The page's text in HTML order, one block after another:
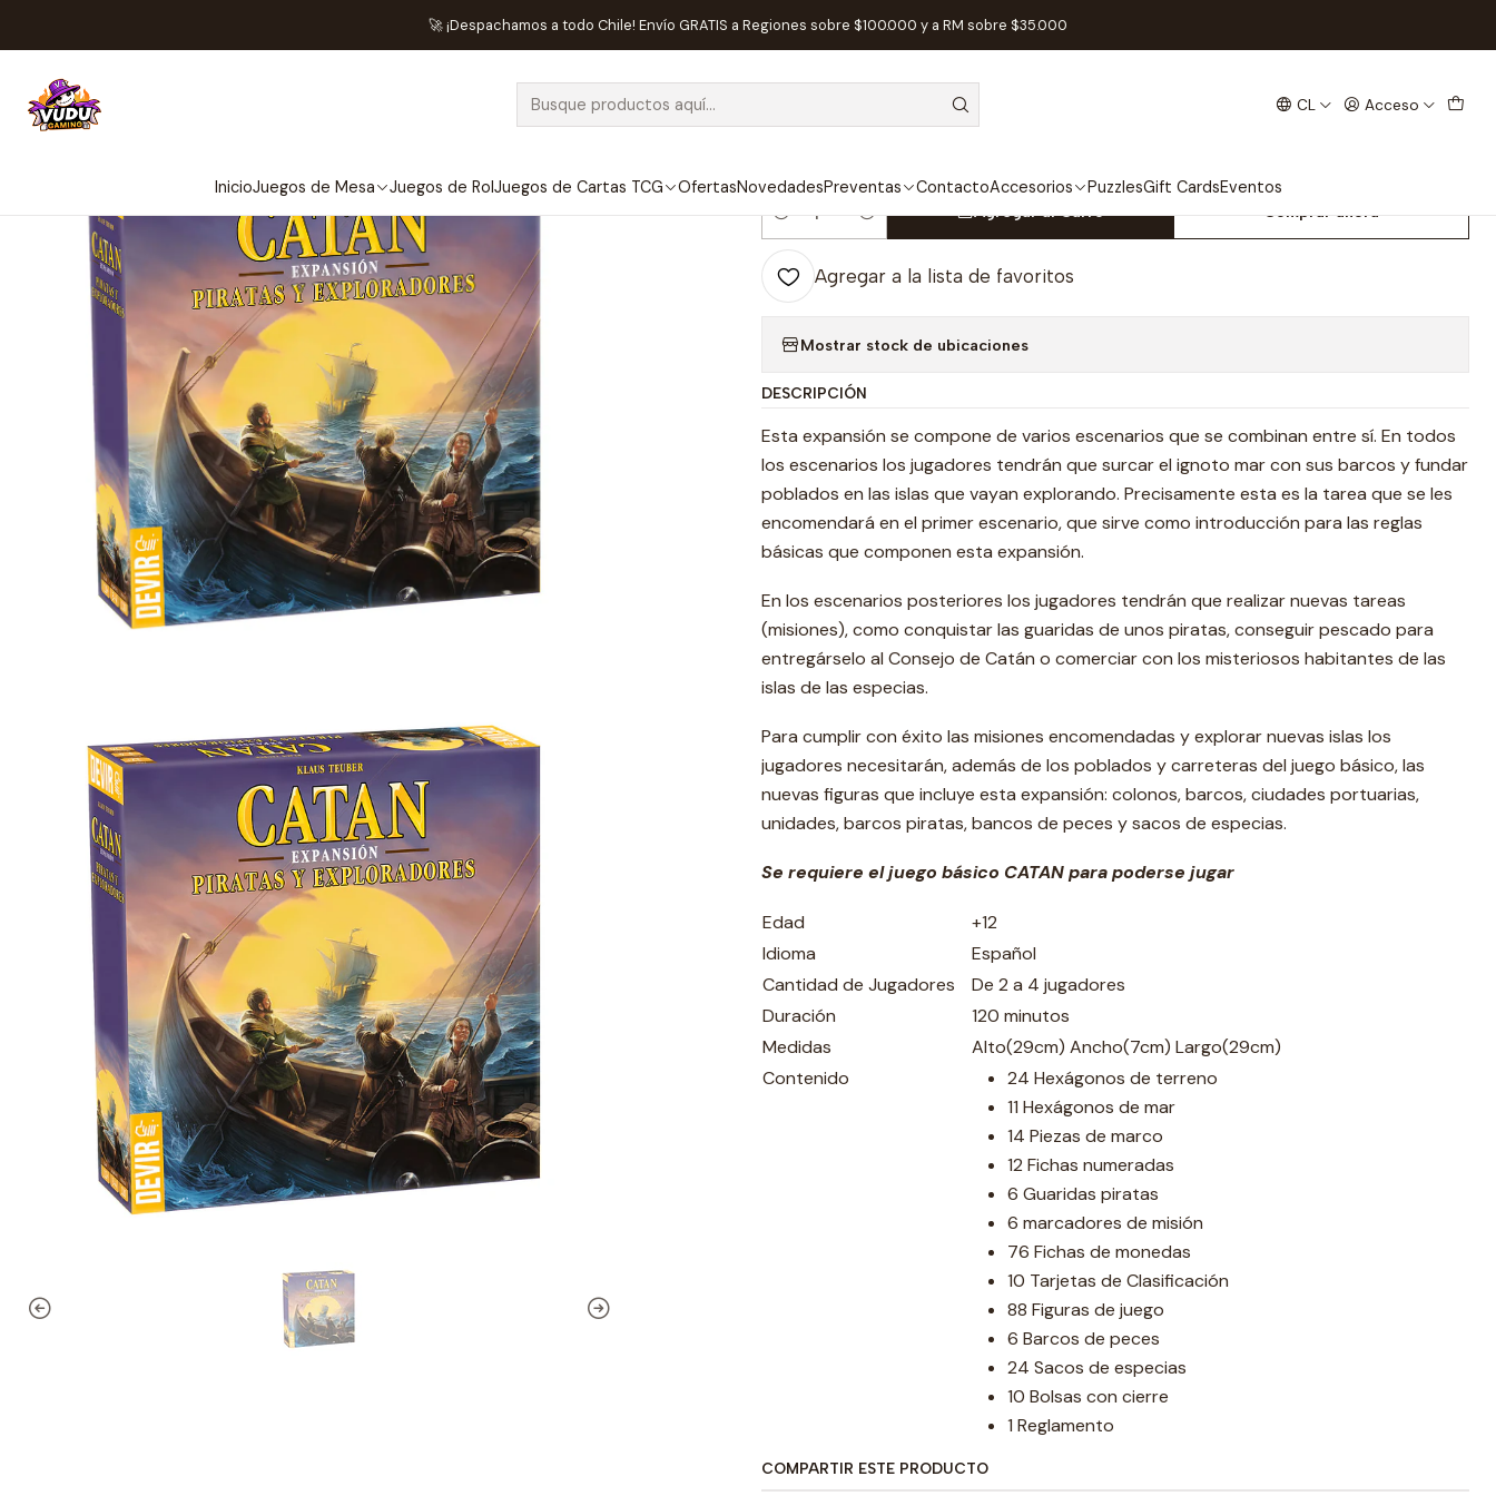
CL Acceso
InicioJuegos de Mesa Juegos de RolJuegos de Cartas TCG OfertasNovedadesPreventas ContactoAccesorios PuzzlesGift CardsEventos
🚀 ¡Despachamos a todo Chile! Envío GRATIS a Regiones sobre $100.000 y a RM sobre $35.000
Inicio Juegos de Mesa Editorial Devir Catan: Expansión Piratas y Exploradores - Español
Catan: Expansión Piratas y Exploradores -
Cantidad
Agregar al Carro Comprar ahora
Agregar a la lista de favoritos
Mostrar stock de ubicaciones
DESCRIPCIÓN
Esta expansión se compone de varios escenarios que se combinan entre sí. En todos
los escenarios los jugadores tendrán que surcar el ignoto mar con sus barcos y fundar
poblados en las islas que vayan explorando. Precisamente esta es la tarea que se les
encomendará en el primer escenario, que sirve como introducción para las reglas
básicas que componen esta expansión.
En los escenarios posteriores los jugadores tendrán que realizar nuevas tareas
(misiones), como conquistar las guaridas de unos piratas, conseguir pescado para
entregárselo al Consejo de Catán o comerciar con los misteriosos habitantes de las
islas de las especias.
Para cumplir con éxito las misiones encomendadas y explorar nuevas islas los
jugadores necesitarán, además de los poblados y carreteras del juego básico, las
nuevas figuras que incluye esta expansión: colonos, barcos, ciudades portuarias,
unidades, barcos piratas, bancos de peces y sacos de especias.
Se requiere el juego básico CATAN para poderse jugar
Edad
+12
Idioma
Español
Cantidad de Jugadores
De 2 a 4 jugadores
Duración
120 minutos
Medidas
Alto(29cm) Ancho(7cm) Largo(29cm)
Contenido
24 Hexágonos de terreno
11 Hexágonos de mar
14 Piezas de marco
12 Fichas numeradas
6 Guaridas piratas
6 marcadores de misión
76 Fichas de monedas
10 Tarjetas de Clasificación
88 Figuras de juego
6 Barcos de peces
24 Sacos de especias
10 Bolsas con cierre
1 Reglamento
COMPARTIR ESTE PRODUCTO